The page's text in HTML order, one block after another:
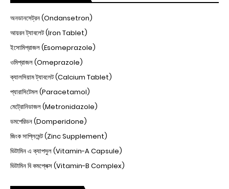
অনডানসেট্রন (Ondansetron)
আয়রন ট্যাবলেট (Iron Tablet)
ইসোমিপ্রাজল (Esomeprazole)
ওমিপ্রাজল (Omeprazole)
ক্যালসিয়াম ট্যাবলেট (Calcium Tablet)
প্যারাসিটেমল (Paracetamol)
মেট্রোনিডাজল (Metronidazole)
ডমপেরিডন (Domperidone)
জিংক সাপ্লিমেন্ট (Zinc Supplement)
ভিটামিন এ ক্যাপসুল (Vitamin-A Capsule)
ভিটামিন বি কমপ্লেক্স (Vitamin-B Complex)